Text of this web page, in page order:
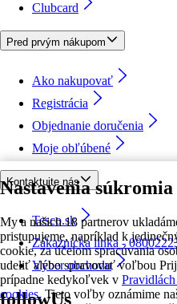
Nastavenia súkromia
My a našich 18 partnerov
pristupujeme, napríklad k
cookie, za účelom spracúvania
udeliť alebo spravovať voľbou
prípadne kedykoľvek v
cookies. Tieto voľby oznámime
Clubcard
Pred prvým nákupom
Ako nakupovať
Registrácia
Objednanie doručenia
Moje obľúbené
Kontaktujte nás
Tesco.sk
Zákaznícka linka -
Výber obchodu
followUs